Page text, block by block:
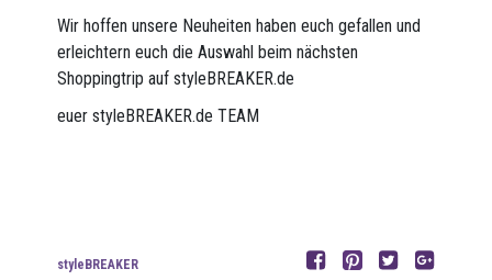
Wir hoffen unsere Neuheiten haben euch gefallen und
erleichtern euch die Auswahl beim nächsten
Shoppingtrip auf styleBREAKER.de
euer styleBREAKER.de TEAM
styleBREAKER